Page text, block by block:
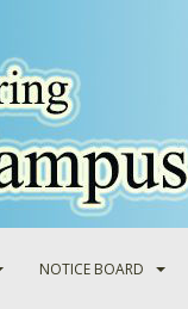
NOTICE BOARD